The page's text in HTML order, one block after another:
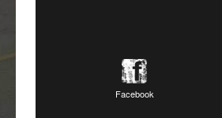
Facebook